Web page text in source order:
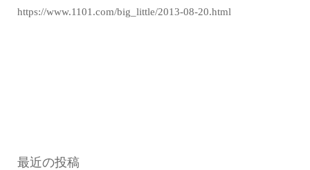
https://www.1101.com/big_little/2013-08-20.html
最近の投稿